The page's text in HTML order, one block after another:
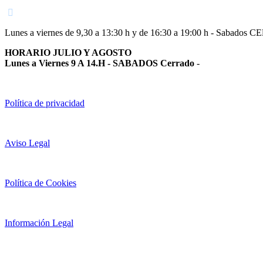
Lunes a viernes de 9,30 a 13:30 h y de 16:30 a 19:00 h - Sabados
HORARIO JULIO Y AGOSTO
Lunes a Viernes 9 A 14.H - SABADOS Cerrado -
Política de privacidad
Aviso Legal
Política de Cookies
Información Legal